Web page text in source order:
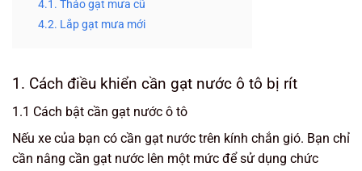
4.1. Tháo gạt mưa cũ
4.2. Lắp gạt mưa mới
1. Cách điều khiển cần gạt nước ô tô bị rít
1.1 Cách bật cần gạt nước ô tô
Nếu xe của bạn có cần gạt nước trên kính chắn gió. Bạn chỉ
cần nâng cần gạt nước lên một mức để sử dụng chức